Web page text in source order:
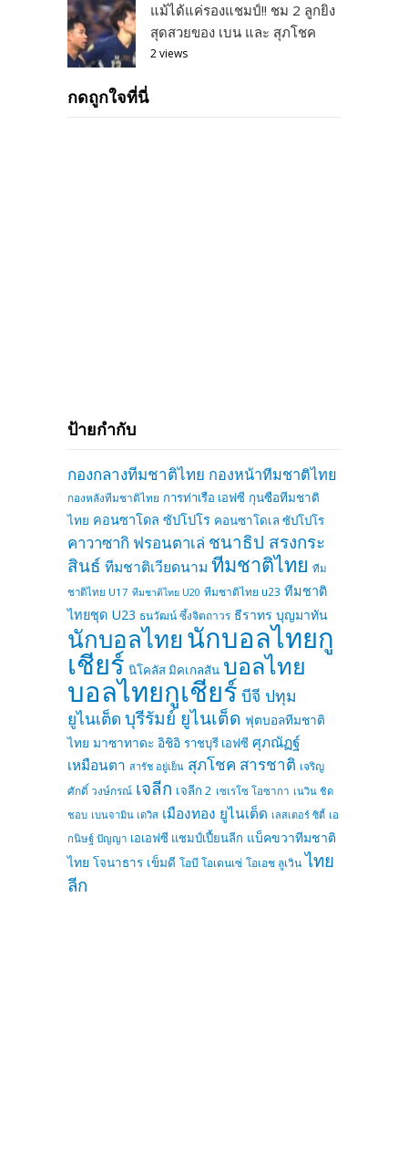
แม้ได้แค่รองแชมป์!! ชม 2 ลูกยิง
สุดสวยของ เบน และ สุภโชค
2 views
กดถูกใจที่นี่
ป้ายกำกับ
กองกลางทีมชาติไทย กองหน้าทีมชาติไทย
กองหลังทีมชาติไทย การท่าเรือ เอฟซี กุนซือทีมชาติ
ไทย คอนซาโดล ซัปโปโร คอนซาโดเล ซัปโปโร
คาวาซากิ ฟรอนตาเล่ ชนาธิป สรงกระ
สินธ์ ทีมชาติเวียดนาม ทีมชาติไทย ทีม
ชาติไทย U17 ทีมชาติไทย U20 ทีมชาติไทย u23 ทีมชาติ
ไทยชุด U23 ธนวัฒน์ ซึ้งจิตถาวร ธีราทร บุญมาทัน
นักบอลไทยนักบอลไทยกู
เชียร์ นิโคลัส มิคเกลสัน บอลไทย
บอลไทยกูเชียร์ บีจี ปทุม
ยูไนเต็ด บุรีรัมย์ ยูไนเต็ด ฟุตบอลทีมชาติ
ไทย มาซาทาดะ อิชิอิ ราชบุรี เอฟซี ศุภณัฏฐ์
เหมือนตา สารัช อยู่เย็น สุภโชค สารชาติ เจริญ
ศักดิ์ วงษ์กรณ์ เจลีก เจลีก 2 เซเรโซ โอซากา เนวิน ชิด
ชอบ เบนจามิน เดวิส เมืองทอง ยูไนเต็ด เลสเตอร์ ซิตี้ เอ
กนิษฐ์ ปัญญา เอเอฟซี แชมป์เปี้ยนลีก แบ็คขวาทีมชาติ
ไทย โจนาธาร เข็มดี โอบี โอเดนเซ่ โอเอช ลูเวิน ไทย
ลีก